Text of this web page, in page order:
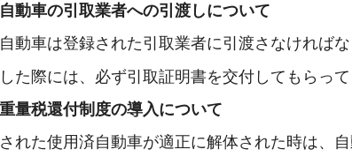
自動車の引取業者への引渡しについて
動車は登録された引取業者に引渡さなければな
た際には、必ず引取証明書を交付してもらって
量税還付制度の導入について
れた使用済自動車が適正に解体された時は、